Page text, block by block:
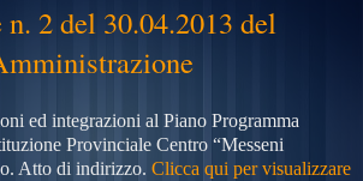
2 del 30.04.2013 del
ed integrazioni al Piano Programma
Provinciale Centro “Messeni
Atto di indirizzo. Clicca qui per visualizzare